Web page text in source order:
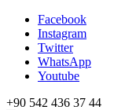
Facebook
Instagram
Twitter
WhatsApp
Youtube
+90 542 436 37 44